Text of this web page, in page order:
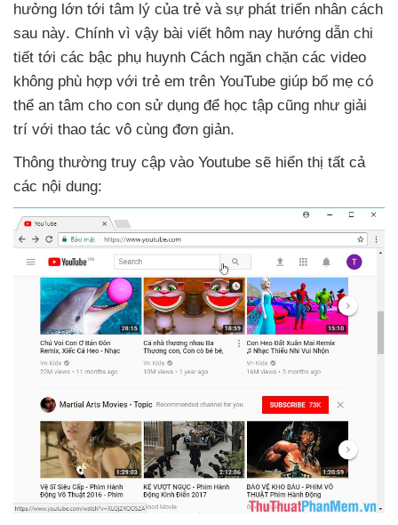
hưởng lớn tới tâm lý của trẻ và sự phát triển nhân cách
sau này. Chính vì vậy bài viết hôm nay hướng dẫn chi
tiết tới các bậc phụ huynh Cách ngăn chặn các video
không phù hợp với trẻ em trên YouTube giúp bố mẹ có
thể an tâm cho con sử dụng để học tập cũng như giải
trí với thao tác vô cùng đơn giản.
Thông thường truy cập vào Youtube sẽ hiển thị tất cả
các nội dung: